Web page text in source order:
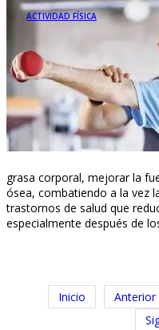
ACTIVIDAD FÍSICA
grasa corporal, mejorar la
ósea, combatiendo a la vez
trastornos de salud que
especialmente después de
Inicio Anterior